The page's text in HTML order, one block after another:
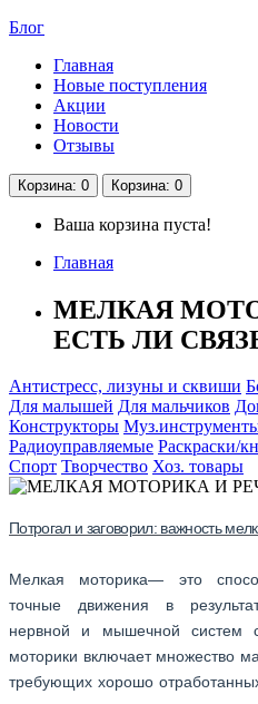
Блог
Главная
Новые поступления
Акции
Новости
Отзывы
Корзина: 0 Корзина: 0
Ваша корзина пуста!
Главная
МЕЛКАЯ
ЕСТЬ ЛИ
Антистресс, лизуны и сквиши
Для малышей Для мальчиков
Конструкторы
Радиоуправляемые Раскраски/
Спорт Творчество Хоз. товары
Потрогал и заговорил: важность
Мелкая моторика— это
точные движения в
нервной и мышечной систем
моторики включает множество
требующих хорошо